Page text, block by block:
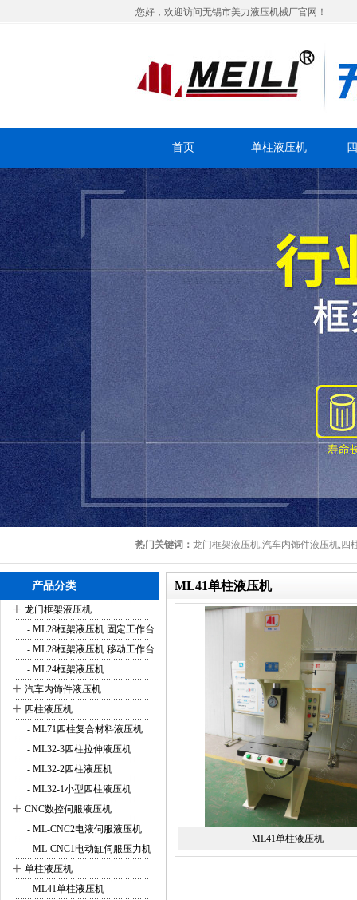
您好，欢迎访问无锡市美力液压机械厂官网！
首页 单柱液压机
热门关键词： 龙门框架液压机,汽车内饰件液压机,四
产品分类
+ 龙门框架液压机
- ML28框架液压机 固定工作台
- ML28框架液压机 移动工作台
- ML24框架液压机
+ 汽车内饰件液压机
+ 四柱液压机
- ML71四柱复合材料液压机
- ML32-3四柱拉伸液压机
- ML32-2四柱液压机
- ML32-1小型四柱液压机
+ CNC数控伺服液压机
- ML-CNC2电液伺服液压机
- ML-CNC1电动缸伺服压力机
+ 单柱液压机
- ML41单柱液压机
ML41单柱液压机
ML41单柱液压机